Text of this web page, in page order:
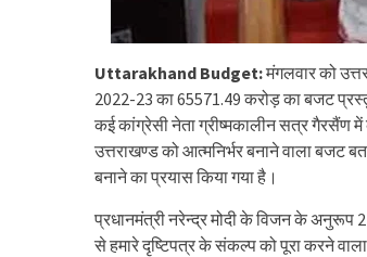
Uttarakhand Budget:मंगलवार को
2022-23 का 65571.49 करोड़ का बजट
कई कांग्रेसी नेता ग्रीष्‍मकालीन सत्र गैरसैंण
उत्तराखण्ड को आत्मनिर्भर बनाने वाला
बनाने का प्रयास किया गया है।
प्रधानमंत्री नरेन्द्र मोदी के विजन के अनुरूप
से हमारे दृष्टिपत्र के संकल्प को पूरा करने